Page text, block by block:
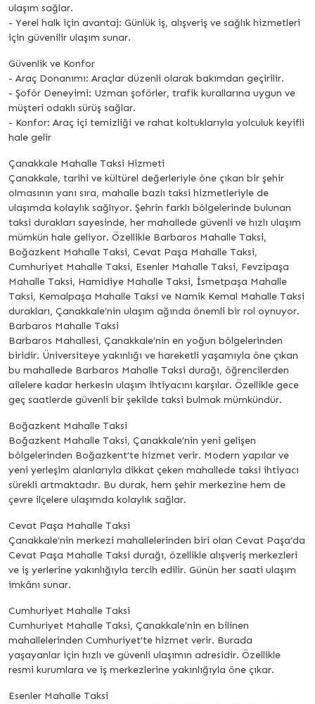
ulaşım sağlar.
- Yerel halk için avantaj: Günlük iş, alışveriş ve sağlık hizmetleri
için güvenilir ulaşım sunar.
Güvenlik ve Konfor
- Araç Donanımı: Araçlar düzenli olarak bakımdan geçirilir.
- Şoför Deneyimi: Uzman şoförler, trafik kurallarına uygun ve
müşteri odaklı sürüş sağlar.
- Konfor: Araç içi temizliği ve rahat koltuklarıyla yolculuk keyifli
hale gelir
Çanakkale Mahalle Taksi Hizmeti
Çanakkale, tarihi ve kültürel değerleriyle öne çıkan bir şehir
olmasının yanı sıra, mahalle bazlı taksi hizmetleriyle de
ulaşımda kolaylık sağlıyor. Şehrin farklı bölgelerinde bulunan
taksi durakları sayesinde, her mahallede güvenli ve hızlı ulaşım
mümkün hale geliyor. Özellikle Barbaros Mahalle Taksi,
Boğazkent Mahalle Taksi, Cevat Paşa Mahalle Taksi,
Cumhuriyet Mahalle Taksi, Esenler Mahalle Taksi, Fevzipaşa
Mahalle Taksi, Hamidiye Mahalle Taksi, İsmetpaşa Mahalle
Taksi, Kemalpaşa Mahalle Taksi ve Namik Kemal Mahalle Taksi
durakları, Çanakkale’nin ulaşım ağında önemli bir rol oynuyor.
Barbaros Mahalle Taksi
Barbaros Mahallesi, Çanakkale’nin en yoğun bölgelerinden
biridir. Üniversiteye yakınlığı ve hareketli yaşamıyla öne çıkan
bu mahallede Barbaros Mahalle Taksi durağı, öğrencilerden
ailelere kadar herkesin ulaşım ihtiyacını karşılar. Özellikle gece
geç saatlerde güvenli bir şekilde taksi bulmak mümkündür.
Boğazkent Mahalle Taksi
Boğazkent Mahalle Taksi, Çanakkale’nin yeni gelişen
bölgelerinden Boğazkent’te hizmet verir. Modern yapılar ve
yeni yerleşim alanlarıyla dikkat çeken mahallede taksi ihtiyacı
sürekli artmaktadır. Bu durak, hem şehir merkezine hem de
çevre ilçelere ulaşımda kolaylık sağlar.
Cevat Paşa Mahalle Taksi
Çanakkale’nin merkezi mahallelerinden biri olan Cevat Paşa’da
Cevat Paşa Mahalle Taksi durağı, özellikle alışveriş merkezleri
ve iş yerlerine yakınlığıyla tercih edilir. Günün her saati ulaşım
imkânı sunar.
Cumhuriyet Mahalle Taksi
Cumhuriyet Mahalle Taksi, Çanakkale’nin en bilinen
mahallelerinden Cumhuriyet’te hizmet verir. Burada
yaşayanlar için hızlı ve güvenli ulaşımın adresidir. Özellikle
resmi kurumlara ve iş merkezlerine yakınlığıyla öne çıkar.
Esenler Mahalle Taksi